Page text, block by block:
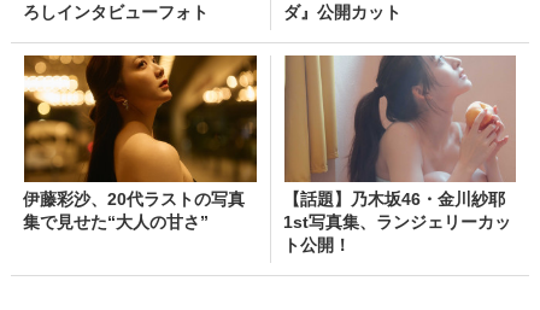
ろしインタビューフォト
ダ』公開カット
伊藤彩沙、20代ラストの写真
集で見せた“大人の甘さ”
【話題】乃木坂46・金川紗耶
1st写真集、ランジェリーカッ
ト公開！